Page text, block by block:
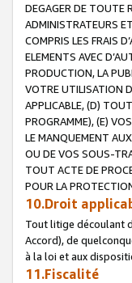
DEGAGER DE TOUTE
ADMINISTRATEURS
COMPRIS LES FRAIS
ELEMENTS AVEC
PRODUCTION, LA
VOTRE UTILISATION
APPLICABLE, (D)
PROGRAMME), (E)
LE MANQUEMENT
OU DE VOS SOUS-
TOUT ACTE DE
POUR LA
10.Droit
Tout litige découlant
Accord), de
à la loi et aux
11.Fiscalité